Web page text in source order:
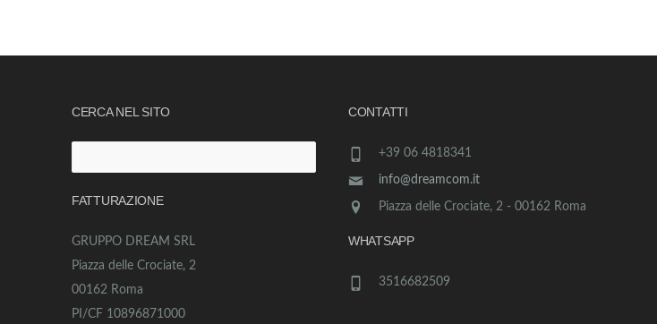
CERCA NEL SITO
per:
FATTURAZIONE
GRUPPO DREAM SRL
Piazza delle Crociate, 2
00162 Roma
PI/CF 10896871000
CONTATTI
+39 06 4818341
info@dreamcom.it
Piazza delle Crociate, 2 - 00162 Roma
WHATSAPP
3516682509